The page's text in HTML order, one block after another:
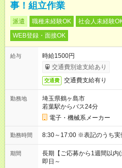
事！組立作業
派遣 職種未経験OK 社会人未経験
WEB登録・面接OK
給与
時給1500円
交通費別途支給あり
交通費 交通費支給有り
勤務地
埼玉県鶴ヶ島市
若葉駅からバス24分
電子・機械系メーカー
勤務時間 8:30～17:00 ※表記の
期間
長期【ご応募から1週間以内
即日～